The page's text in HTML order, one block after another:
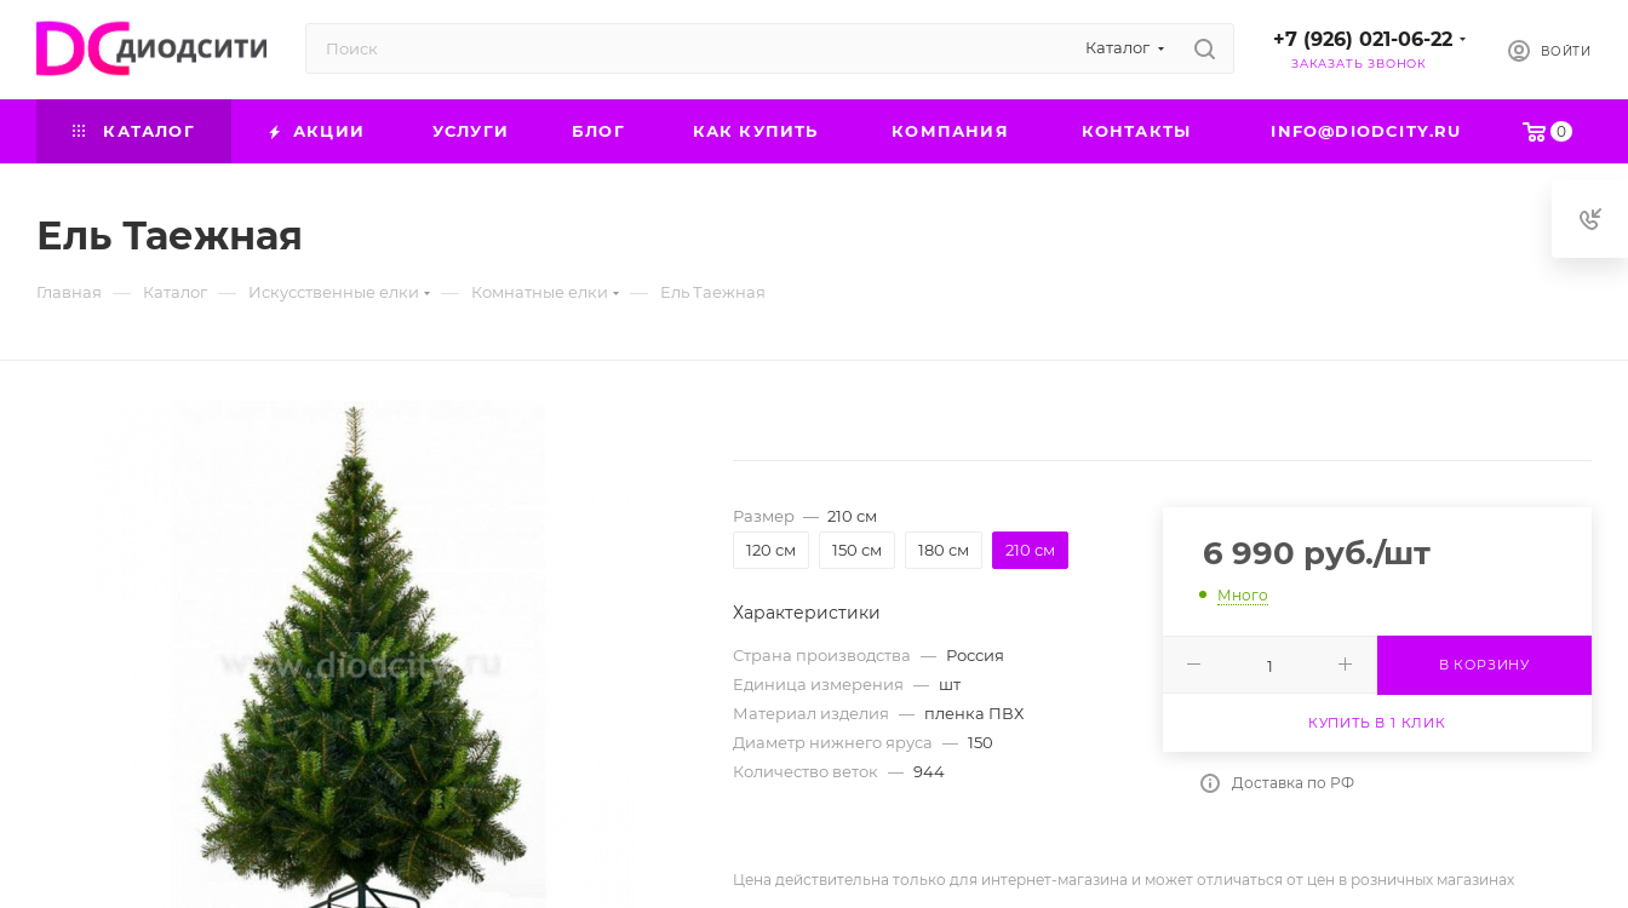
Каталог +7 (926) 021-06-22
ЗАКАЗАТЬ ЗВОНОК
ВОЙТИ
0
КАТАЛОГ АКЦИИ УСЛУГИ БЛОГ КАК КУПИТЬ КОМПАНИЯ КОНТАКТЫ INFO@DIODCITY.RU
Ель Таежная
Главная — Каталог — Искусственные елки — Комнатные елки — Ель Таежная
Размер — 210 см
120 см
150 см 180 см 210 см
Характеристики
Страна производства — Россия
Единица измерения — шт
Материал изделия — пленка ПВХ
Диаметр нижнего яруса — 150
Количество веток — 944
6 990 руб./шт
Много
В КОРЗИНУ
КУПИТЬ В 1 КЛИК
Доставка по РФ
Цена действительна только для интернет-магазина и может отличаться от цен в розничных магазинах